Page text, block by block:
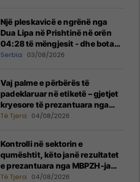
Një pleskavicë e ngrënë nga
Dua Lipa në Prishtinë në orën
04:28 të mëngjesit - dhe bota
digjitale serbe shpall gjendjen e
Serbia 03/08/2026
Vaj palme e përbërës të
padeklaruar në etiketë – gjetjet
kryesore të prezantuara nga
AUV-i pas kontrollit në sektorin
Të Tjera 04/08/2026
Kontrolli në sektorin e
qumështit, këto janë rezultatet
e prezantuara nga MBPZH-ja
dhe AUV
Të Tjera 04/08/2026